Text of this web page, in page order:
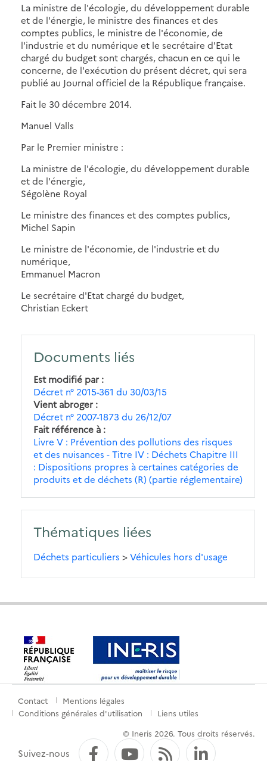
La ministre de l'écologie, du développement durable
et de l'énergie, le ministre des finances et des
comptes publics, le ministre de l'économie, de
l'industrie et du numérique et le secrétaire d'Etat
chargé du budget sont chargés, chacun en ce qui le
concerne, de l'exécution du présent décret, qui sera
publié au Journal officiel de la République française.
Fait le 30 décembre 2014.
Manuel Valls
Par le Premier ministre :
La ministre de l'écologie, du développement durable
et de l'énergie,
Ségolène Royal
Le ministre des finances et des comptes publics,
Michel Sapin
Le ministre de l'économie, de l'industrie et du
numérique,
Emmanuel Macron
Le secrétaire d'Etat chargé du budget,
Christian Eckert
Documents liés
Est modifié par
Décret n° 2015-361 du 30/03/15
Vient abroger
Décret n° 2007-1873 du 26/12/07
Fait référence à
Livre V : Prévention des pollutions des risques
et des nuisances - Titre IV : Déchets Chapitre III
: Dispositions propres à certaines catégories de
produits et de déchets (R) (partie réglementaire)
Thématiques liées
Déchets particuliers >Véhicules hors d'usage
Menu
pied
Contact
Mentions légales
Conditions générales d'utilisation
Liens utiles
© Ineris 2026. Tous droits réservés.
Suivez-nous FacebookYouTube
Flux RSS